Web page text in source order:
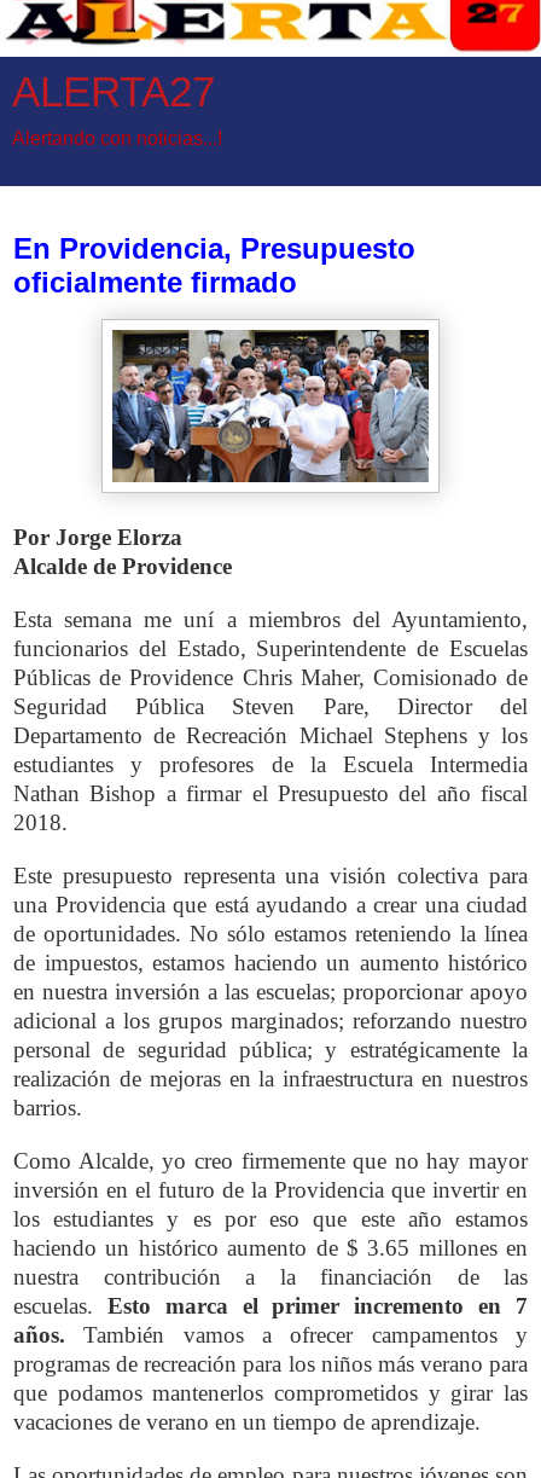
ALERTA27
Alertando con noticias...!
En Providencia, Presupuesto
oficialmente firmado
Por Jorge Elorza
Alcalde de Providence
Esta semana me uní a miembros del Ayuntamiento,
funcionarios del Estado, Superintendente de Escuelas
Públicas de Providence Chris Maher, Comisionado de
Seguridad Pública Steven Pare, Director del
Departamento de Recreación Michael Stephens y los
estudiantes y profesores de la Escuela Intermedia
Nathan Bishop a firmar el Presupuesto del año fiscal
2018.
Este presupuesto representa una visión colectiva para
una Providencia que está ayudando a crear una ciudad
de oportunidades. No sólo estamos reteniendo la línea
de impuestos, estamos haciendo un aumento histórico
en nuestra inversión a las escuelas; proporcionar apoyo
adicional a los grupos marginados; reforzando nuestro
personal de seguridad pública; y estratégicamente la
realización de mejoras en la infraestructura en nuestros
barrios.
Como Alcalde, yo creo firmemente que no hay mayor
inversión en el futuro de la Providencia que invertir en
los estudiantes y es por eso que este año estamos
haciendo un histórico aumento de $ 3.65 millones en
nuestra contribución a la financiación de las
escuelas. Esto marca el primer incremento en 7
años. También vamos a ofrecer campamentos y
programas de recreación para los niños más verano para
que podamos mantenerlos comprometidos y girar las
vacaciones de verano en un tiempo de aprendizaje.